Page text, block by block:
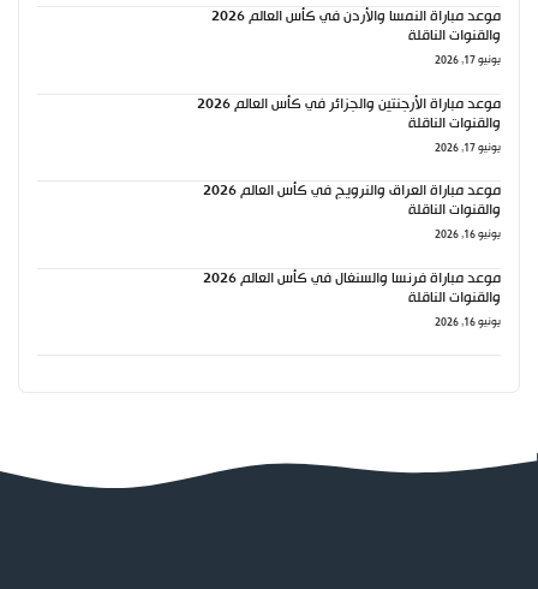
موعد مباراة النمسا والأردن في كأس العالم 2026
والقنوات الناقلة
يونيو 17, 2026
موعد مباراة الأرجنتين والجزائر في كأس العالم 2026
والقنوات الناقلة
يونيو 17, 2026
موعد مباراة العراق والنرويج في كأس العالم 2026
والقنوات الناقلة
يونيو 16, 2026
موعد مباراة فرنسا والسنغال في كأس العالم 2026
والقنوات الناقلة
يونيو 16, 2026